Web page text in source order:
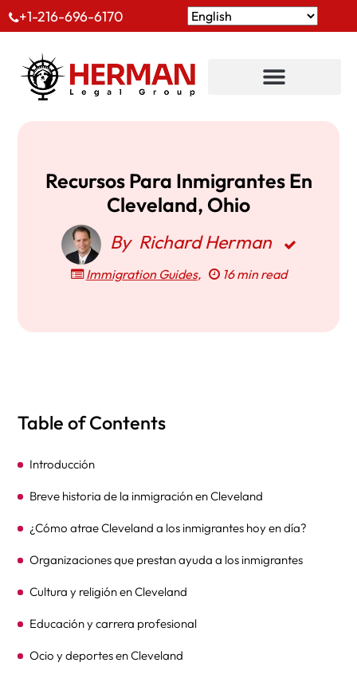
+1-216-696-6170
Recursos Para Inmigrantes En
Cleveland, Ohio
By Richard Herman
Immigration Guides, 16 min read
Table of Contents
Introducción
Breve historia de la inmigración en Cleveland
¿Cómo atrae Cleveland a los inmigrantes hoy en día?
Organizaciones que prestan ayuda a los inmigrantes
Cultura y religión en Cleveland
Educación y carrera profesional
Ocio y deportes en Cleveland